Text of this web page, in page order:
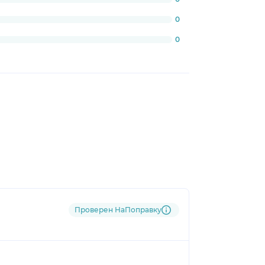
0
0
Проверен НаПоправку